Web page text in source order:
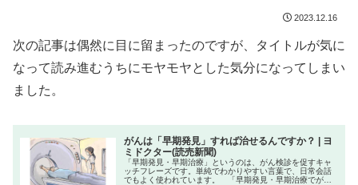
2023.12.16
次の記事は偶然に目に留まったのですが、タイトルが気に
なって読み進むうちにモヤモヤとした気分になってしまい
ました。
がんは「早期発見」すれば治せるんですか？ | ヨ
ミドクター(読売新聞)
「早期発見・早期治療」というのは、がん検診を促すキャ
ッチフレーズです。単純でわかりやすい言葉で、日常会話
でもよく使われています。 「早期発見・早期治療でがん